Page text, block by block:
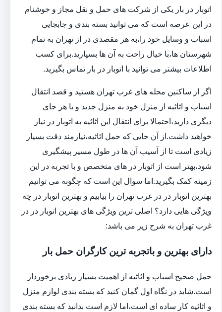
اتوبار در بار یکی از شرکت های حمل و نقل مجاز و خوشنام
در این عرصه است که می توانید بسته بندی و جابجایی
اسباب و وسایل خود را،به هر مقصدی در از تهران به تمام
شهرستان ها،با خیال راحت به آن ها بسپارید.برای کسب
اطلاعات بیشتر می توانید با اتوبار در بار تماس بگیرید.
اگر از ساکنین محله های غرب تهران هستید و قصد انتقال
اسباب و اثاثیه از منزل خود به منزل جدید و یا هر جای
دیگری دارید،احتمالا برای انتقال این اثاثیه به اتوبار در نیاز
خواهید داشت.از آن جایی که حمل اثاثیه،نیازمند دقت بسیار
زیادی است تا از آسیب آن ها در طول مسیر پیشگیری
شود،بهتر است از اتوبار در های متخصص و با تجربه در این
زمینه کمک بگیرید.اما سوال این است که چگونه می توانیم
بهترین اتوبار در در غرب تهران را بیابیم و بهترین اتوبار در چه
ویژگی هایی دارد؟ اصلی ترین ویژگی های بهترین اتوبار در در
غرب تهران به شرح زیر می باشد:
دارای بهترین و باتجربه ترین کارگران حمل بار
حمل صحیح اسباب و اثاثیه از اهمیت بسیار زیادی برخوردار
است.شاید در نگاه اول گمان کنید که بسته بندی لوازم منزل
و اثاثیه کار ساده ای است،اما لازم است بدانید که بسته بندی